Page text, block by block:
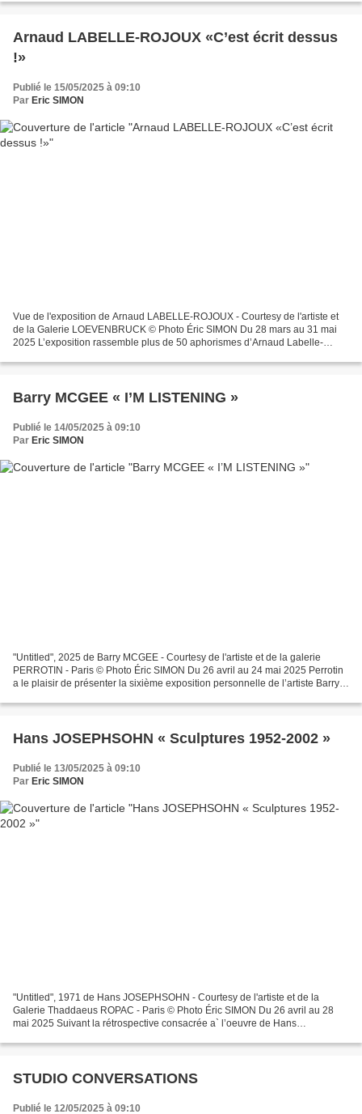
Arnaud LABELLE-ROJOUX «C’est écrit dessus
!»
Publié le 15/05/2025 à 09:10
Par Eric SIMON
Vue de l'exposition de Arnaud LABELLE-ROJOUX - Courtesy de l'artiste et
de la Galerie LOEVENBRUCK © Photo Éric SIMON Du 28 mars au 31 mai
2025 L’exposition rassemble plus de 50 aphorismes d’Arnaud Labelle-
Barry MCGEE « I’M LISTENING »
Publié le 14/05/2025 à 09:10
Par Eric SIMON
"Untitled", 2025 de Barry MCGEE - Courtesy de l'artiste et de la galerie
PERROTIN - Paris © Photo Éric SIMON Du 26 avril au 24 mai 2025 Perrotin
a le plaisir de présenter la sixième exposition personnelle de l’artiste Barry
Hans JOSEPHSOHN « Sculptures 1952-2002 »
Publié le 13/05/2025 à 09:10
Par Eric SIMON
"Untitled", 1971 de Hans JOSEPHSOHN - Courtesy de l'artiste et de la
Galerie Thaddaeus ROPAC - Paris © Photo Éric SIMON Du 26 avril au 28
mai 2025 Suivant la rétrospective consacrée a` l’oeuvre de Hans
STUDIO CONVERSATIONS
Publié le 12/05/2025 à 09:10